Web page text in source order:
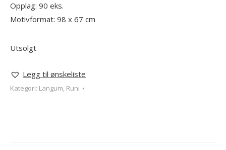
Opplag: 90 eks.
Motivformat: 98 x 67 cm
Utsolgt
Legg til ønskeliste
Kategori: Langum, Runi